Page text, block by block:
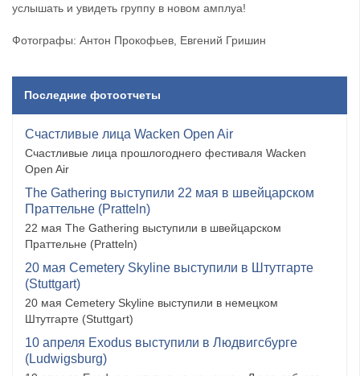
услышать и увидеть группу в новом амплуа!
Фотографы: Антон Прокофьев, Евгений Гришин
Последние фотоотчеты
Счастливые лица Wacken Open Air
Счастливые лица прошлогоднего фестиваля Wacken
Open Air
The Gathering выступили 22 мая в швейцарском
Праттельне (Pratteln)
22 мая The Gathering выступили в швейцарском
Праттельне (Pratteln)
20 мая Cemetery Skyline выступили в Штутгарте
(Stuttgart)
20 мая Cemetery Skyline выступили в немецком
Штутгарте (Stuttgart)
10 апреля Exodus выступили в Людвигсбурге
(Ludwigsburg)